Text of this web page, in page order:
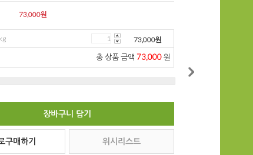
73,000원
73,000원
총 상품 금액 73,000원
장바구니 담기
구매하기 위시리스트